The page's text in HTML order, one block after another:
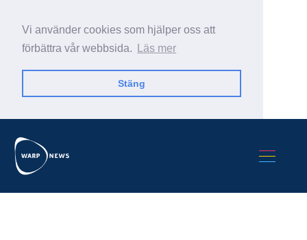
Vi använder cookies som hjälper oss att
förbättra vår webbsida.
Läs mer
Stäng